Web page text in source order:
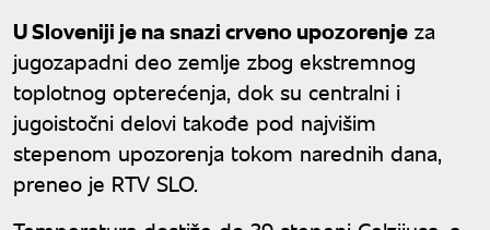
U Sloveniji je na snazi crveno upozorenje za
jugozapadni deo zemlje zbog ekstremnog
toplotnog opterećenja, dok su centralni i
jugoistočni delovi takođe pod najvišim
stepenom upozorenja tokom narednih dana,
preneo je RTV SLO.